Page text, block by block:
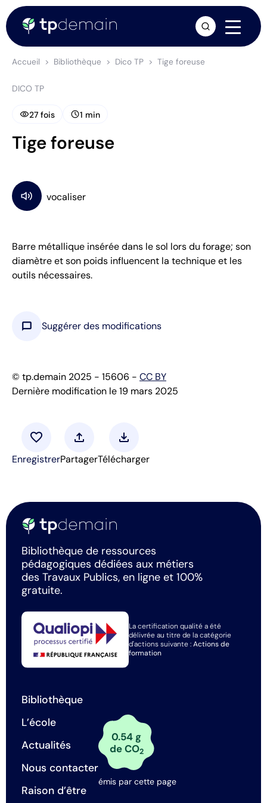
Accueil Bibliothèque Dico TP Tige foreuse
DICO TP
visibility27 fois schedule1 min
Tige foreuse
Barre métallique insérée dans le sol lors du forage; son
diamètre et son poids influencent la technique et les
outils nécessaires.
chat_bubble Suggérer des modifications
© tp.demain 2025 - 15606 - CC BY
Dernière modification le 19 mars 2025
favorite
Enregistrer
upload
Partager
download
Télécharger
Bibliothèque de ressources
pédagogiques dédiées aux métiers
des Travaux Publics, en ligne et 100%
gratuite.
La certification qualité a été
délivrée au titre de la catégorie
d'actions suivante :Actions de
formation
Bibliothèque
L’école
Actualités
Nous contacter
Raison d’être
0.54 g
de CO2
émis par cette page
arrow_forward